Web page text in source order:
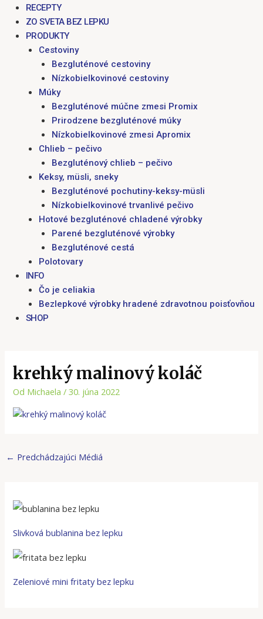
RECEPTY
ZO SVETA BEZ LEPKU
PRODUKTY
Cestoviny
Bezgluténové cestoviny
Nízkobielkovinové cestoviny
Múky
Bezgluténové múčne zmesi Promix
Prirodzene bezgluténové múky
Nízkobielkovinové zmesi Apromix
Chlieb – pečivo
Bezgluténový chlieb – pečivo
Keksy, müsli, sneky
Bezgluténové pochutiny-keksy-müsli
Nízkobielkovinové trvanlivé pečivo
Hotové bezgluténové chladené výrobky
Parené bezgluténové výrobky
Bezgluténové cestá
Polotovary
INFO
Čo je celiakia
Bezlepkové výrobky hradené zdravotnou poisťovňou
SHOP
krehký malinový koláč
Od Michaela/30. júna 2022
← Predchádzajúci Médiá
Slivková bublanina bez lepku
Zeleniové mini fritaty bez lepku